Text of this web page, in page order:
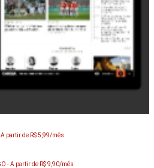
A partir de R$ 5,99/mês